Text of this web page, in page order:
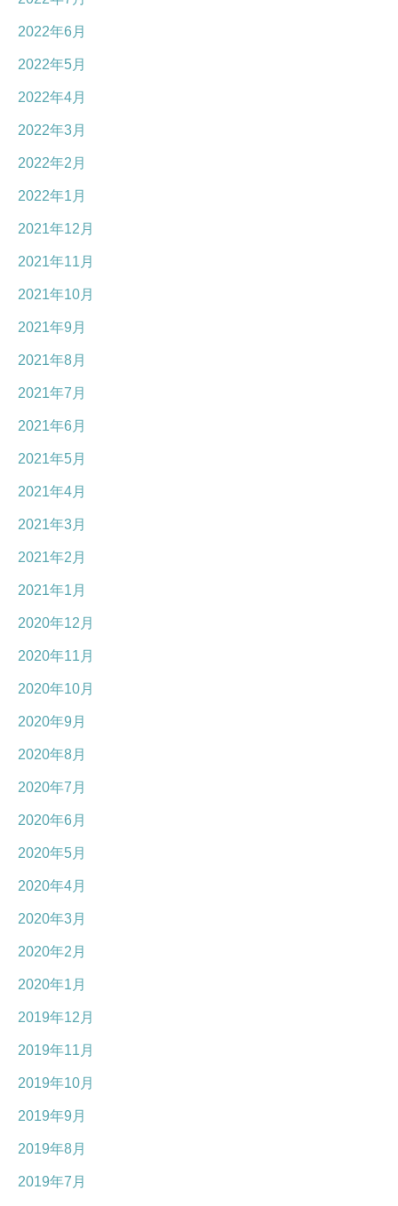
2022年6月
2022年5月
2022年4月
2022年3月
2022年2月
2022年1月
2021年12月
2021年11月
2021年10月
2021年9月
2021年8月
2021年7月
2021年6月
2021年5月
2021年4月
2021年3月
2021年2月
2021年1月
2020年12月
2020年11月
2020年10月
2020年9月
2020年8月
2020年7月
2020年6月
2020年5月
2020年4月
2020年3月
2020年2月
2020年1月
2019年12月
2019年11月
2019年10月
2019年9月
2019年8月
2019年7月